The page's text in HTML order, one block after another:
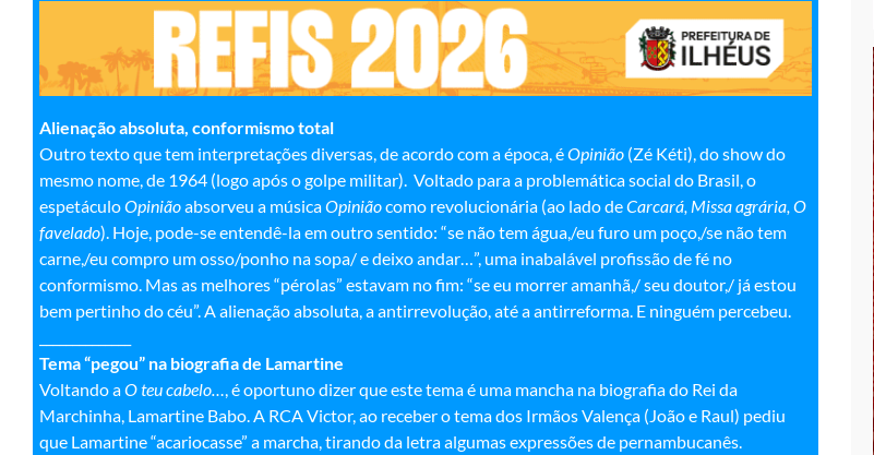
Alienação absoluta, conformismo total
Outro texto que tem interpretações diversas, de acordo com a época, éOpinião (Zé Kéti), do show do
mesmo nome, de 1964 (logo após o golpe militar). Voltado para a problemática social do Brasil, o
espetáculoOpiniãoabsorveu a músicaOpiniãocomo revolucionária (ao lado deCarcará, Missa agrária, O
favelado). Hoje, pode-se entendê-la em outro sentido: “se não tem água,/eu furo um poço,/se não tem
carne,/eu compro um osso/ponho na sopa/ e deixo andar…”, uma inabalável profissão de fé no
conformismo. Mas as melhores “pérolas” estavam no fim: “se eu morrer amanhã,/ seu doutor,/ já estou
bem pertinho do céu”. A alienação absoluta, a antirrevolução, até a antirreforma. E ninguém percebeu.
Tema “pegou” na biografia de Lamartine
Voltando aO teu cabelo…
, é oportuno dizer que este tema é uma mancha na biografia do Rei da
Marchinha, Lamartine Babo. A RCA Victor, ao receber o tema dos Irmãos Valença (João e Raul) pediu
que Lamartine “acariocasse” a marcha, tirando da letra algumas expressões de pernambucanês.